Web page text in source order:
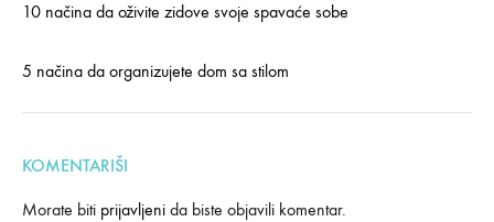
10 načina da oživite zidove svoje spavaće sobe
5 načina da organizujete dom sa stilom
KOMENTARIŠI
Morate biti prijavljeni da biste objavili komentar.